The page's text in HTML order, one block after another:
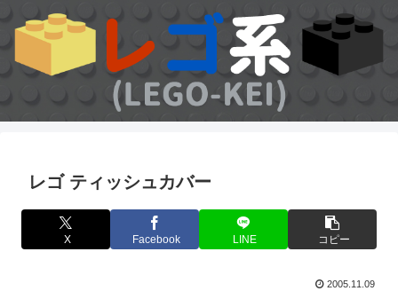
レゴ ティッシュカバー
X Facebook LINE コピー
2005.11.09